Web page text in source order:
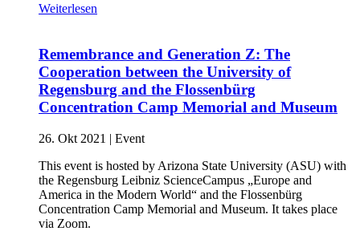
Weiterlesen
Remembrance and Generation Z: The
Cooperation between the University of
Regensburg and the Flossenbürg
Concentration Camp Memorial and Museum
26. Okt 2021 | Event
This event is hosted by Arizona State University (ASU) with
the Regensburg Leibniz ScienceCampus „Europe and
America in the Modern World“ and the Flossenbürg
Concentration Camp Memorial and Museum. It takes place
via Zoom.